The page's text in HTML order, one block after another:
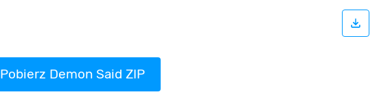
Pobierz Demon Said ZIP